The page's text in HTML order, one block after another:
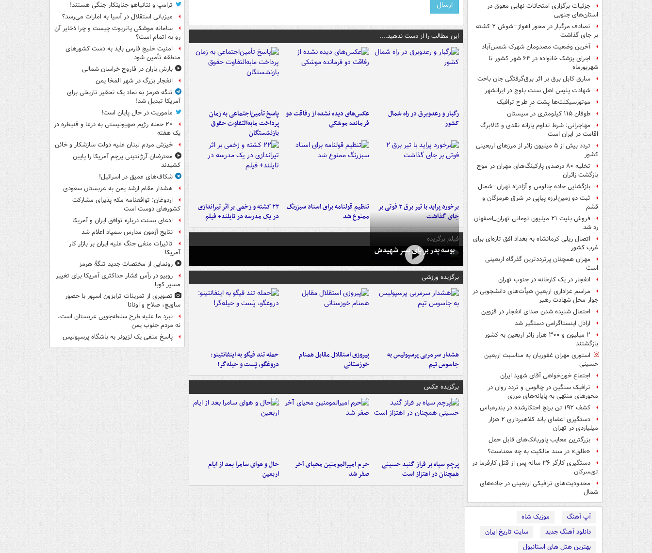
جزئیات برگزاری امتحانات نهایی معوق در
استان‌های جنوبی
تصادف مرگبار در محور اهواز–شوش ۲ کشته
بر جای گذاشت
آخرین وضعیت مصدومان شهرک شمس‌آباد
اجرای پزشک خانواده در ۶۴ شهر کشور تا
شهریورماه
سارق کابل برق بر اثر برق‌گرفتگی جان باخت
شهادت پلیس اهل سنت بلوچ در ایرانشهر
موتورسیکلت‌ها پشت درِ طرح ترافیک
طوفان ۱۱۵ کیلومتری در سیستان
مهاجرانی: شرط تداوم یارانه نقدی و کالابرگ
اقامت در ایران است
تردد بیش از ۵ میلیون زائر از مرزهای اربعینی
کشور
تخلیه ۸۰ درصدی پارکینگ‌های مهران در موج
بازگشت زائران
بازگشایی جاده چالوس و آزادراه تهران–شمال
ثبت دو زمین‌لرزه پیاپی در شرق هرمزگان و
قشم
فروش بلیت ۲۱ میلیون تومانی تهران_اصفهان
رد شد
اتصال ریلی کرمانشاه به بغداد افق تازه‌ای برای
غرب کشور
مهران همچنان پرترددترین گذرگاه اربعینی
است
انفجار در یک کارخانه در جنوب تهران
مراسم عزاداری اربعینِ هیأت‌های دانشجویی در
جوار محل شهادت رهبر
احتمال شنیده شدن صدای انفجار در قزوین
اراذل اینستاگرامی دستگیر شد
۲ میلیون و ۳۰۰ هزار زائر اربعین به کشور
بازگشتند
استوری مهران غفوریان به مناسبت اربعین
حسینی
اجتماع خون‌خواهی آقای شهید ایران
ترافیک سنگین در چالوس و تردد روان در
محورهای منتهی به پایانه‌های مرزی
کشف ۱۹۲ تن برنج احتکارشده در بندرعباس
دستگیری اعضای باند کلاهبرداری ۲ هزار
میلیاردی در تهران
بزرگترین معایب پاوربانک‌های قابل حمل
«طلق» در سند مالکیت به چه معناست؟
دستگیری کارگر ۳۶ ساله پس از قتل کارفرما در
تویسرکان
محدودیت‌های ترافیکی اربعینی در جاده‌های
شمال‌
آپ آهنگ
موزیک شاه
دانلود آهنگ جدید
سایت تاریخ ایران
بهترین هتل های استانبول
این مطالب را از دست ندهید....
رگبار و رعدوبرق در راه شمال
کشور
عکس‌های دیده نشده از رفاقت دو
فرمانده‌ موشکی
پاسخ تأمین‌اجتماعی به زمان
پرداخت مابه‌التفاوت حقوق
بازنشستگان
برخورد پراید با تیر برق ۲ فوتی بر
جای گذاشت
تنظیم قولنامه برای اسناد سبزرنگ
ممنوع شد
۲۲ کشته و زخمی بر اثر تیراندازی
در یک مدرسه در تایلند+ فیلم
فیلم برگزیده
بوسه‌ پدر بر پای پسر شهیدش
برگزیده ورزشی
هشدار سرمربی پرسپولیس به
جاسوس تیم
پیروزی استقلال مقابل همنام
خوزستانی
حمله تند فیگو به اینفانتینو:
دروغگو، پَست‌ و حیله‌گر!
برگزیده عکس
پرچم سیاه بر فراز گنبد حسینی
همچنان در اهتزاز است
حرم امیرالمومنین محیای آخر
صفر شد
حال و هوای سامرا بعد از ایام
اربعین
ترامپ و نتانیاهو جنایتکار جنگی هستند!
میزبانی استقلال در آسیا به امارات می‌رسد؟
سامانه موشکی پاتریوت چیست و چرا ذخایر آن
رو به اتمام است؟
امنیت خلیج فارس باید به دست کشورهای
منطقه تأمین شود
بارش باران در فاروج خراسان شمالی
انفجار بزرگ در شهر المخا یمن
تنگه هرمز به نماد یک تحقیر تاریخی برای
آمریکا تبدیل شد!
ماموریت در حال پایان است!
۲۰ حمله رژیم صهیونیستی به درعا و قنیطره در
یک هفته
خیزش مردم لبنان علیه دولت سازشکار و خائن
معترضان آرژانتینی پرچم آمریکا را پایین
کشیدند
شکاف‌های عمیق در اسرائیل!
هشدار مقام ارشد یمن به عربستان سعودی
اردوغان: توافقنامه مکه پذیرای مشارکت
کشورهای دوست است
ادعای بسنت درباره توافق ایران و آمریکا
نتایج آزمون مدارس سمپاد اعلام شد
تاثیرات منفی جنگ علیه ایران بر بازار کار
آمریکا
رونمایی از مختصات جدید تنگۀ هرمز
روبیو در رأس فشار حداکثری آمریکا برای تغییر
مسیر کوبا
تصویری از تمرینات ترابزون اسپور با حضور
ساویچ، صلاح و اونانا
نبرد ما علیه طرح سلطه‌جویی عربستان است،
نه مردم جنوب یمن
پاسخ منفی یک لژیونر به باشگاه پرسپولیس